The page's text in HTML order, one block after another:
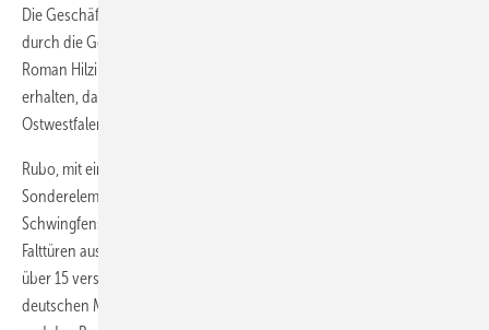
Die Geschäftsleitung mit Carsten Winkler bleibt bestehen und wird
durch die Geschäftsführer Helmut Hilzinger, Christian Bandle und
Roman Hilzinger ergänzt. Auch der Markenname "Rubo" bleibt
erhalten, da er als Synonym für den Sonderbauspezialisten aus
Ostwestfalen gilt.
Rubo, mit einer über 30-jährigen Tradition, ist auf die Fertigung von
Sonderelementen wie Bogenfenster, Schrägfenster, Kurvenfenster,
Schwingfenster, Kreis- und Ovalfenster sowie Hebeschiebetüren und
Falttüren aus Kunststoff spezialisiert. Das Unternehmen verarbeitet
über 15 verschiedene Profilsysteme und beliefert neben dem
deutschen Markt auch Kunden in Frankreich, Österreich, der Schweiz